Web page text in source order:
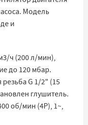
Модель
и
ч (200 л/мин),
до 120 мбар.
G 1/2" (15
глушитель.
об/мин (4Р), 1~,